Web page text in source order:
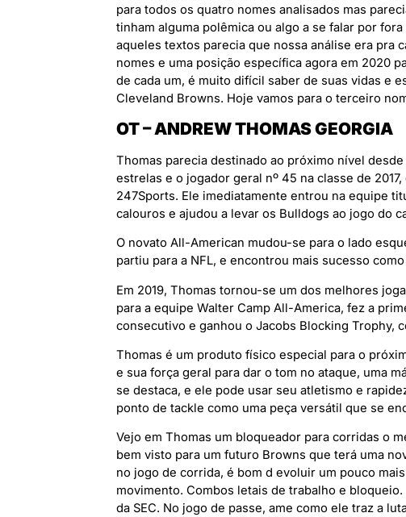
para todos os quatro nomes analisados mas
tinham alguma polêmica ou algo a se falar por
aqueles textos parecia que nossa análise era pra
nomes e uma posição específica agora em 2020
de cada um, é muito difícil saber de suas vidas e
Cleveland Browns. Hoje vamos para o terceiro
OT – ANDREW THOMAS GEORGIA
Thomas parecia destinado ao próximo nível
estrelas e o jogador geral nº 45 na classe de
247Sports. Ele imediatamente entrou na equipe
calouros e ajudou a levar os Bulldogs ao jogo do
O novato All-American mudou-se para o lado
partiu para a NFL, e encontrou mais sucesso
Em 2019, Thomas tornou-se um dos melhores
para a equipe Walter Camp All-America, fez a
consecutivo e ganhou o Jacobs Blocking Trophy,
Thomas é um produto físico especial para o
e sua força geral para dar o tom no ataque, uma
se destaca, e ele pode usar seu atletismo e
ponto de tackle como uma peça versátil que se
Vejo em Thomas um bloqueador para corridas o
bem visto para um futuro Browns que terá uma
no jogo de corrida, é bom d evoluir um pouco
movimento. Combos letais de trabalho e
da SEC. No jogo de passe, ame como ele traz a